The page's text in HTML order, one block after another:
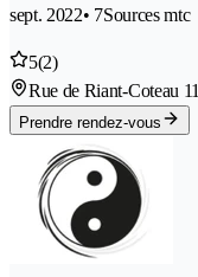
sept. 2022• 7Sources mtc
5(2)
Rue de Riant-Coteau 11
Prendre rendez-vous